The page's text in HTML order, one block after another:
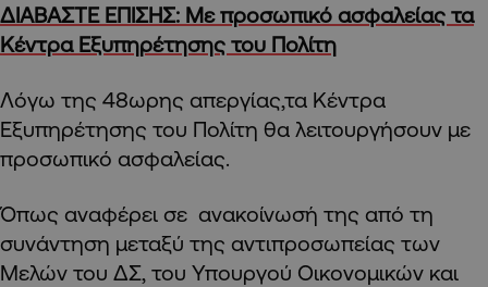
ΔΙΑΒΑΣΤΕ ΕΠΙΣΗΣ: Με προσωπικό ασφαλείας τα
Κέντρα Εξυπηρέτησης του Πολίτη
Λόγω της 48ωρης απεργίας,τα Κέντρα
Εξυπηρέτησης του Πολίτη θα λειτουργήσουν με
προσωπικό ασφαλείας.
Όπως αναφέρει σε ανακοίνωσή της από τη
συνάντηση μεταξύ της αντιπροσωπείας των
Μελών του ΔΣ, του Υπουργού Οικονομικών και